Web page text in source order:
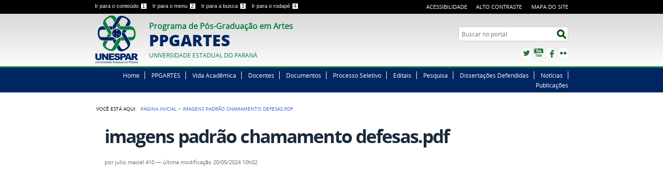
Ir para o conteúdo 1 Ir para o menu 2 Ir para a busca 3 Ir para o rodapé 4 ACESSIBILIDADE ALTO CONTRASTE MAPA DO SITE
Programa de Pós-Graduação em Artes
PPGARTES
UNIVERSIDADE ESTADUAL DO PARANÁ
Buscar no portal
TwitterYouTubeFacebook
Home PPGARTES Vida Acadêmica Docentes Documentos Processo Seletivo Editais Pesquisa Dissertações Defendidas
Notícias
Publicações
VOCÊ ESTÁ AQUI: PÁGINA INICIAL > IMAGENS PADRÃO CHAMAMENTO DEFESAS.PDF
imagens padrão chamamento defesas.pdf
por julio.maciel.410— última modificação 20/05/2024 10h02